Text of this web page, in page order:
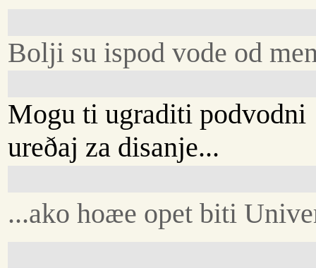
Bolji su ispod vode od
Mogu ti ugraditi podvodni
ureðaj za disanje...
...ako hoæe opet biti